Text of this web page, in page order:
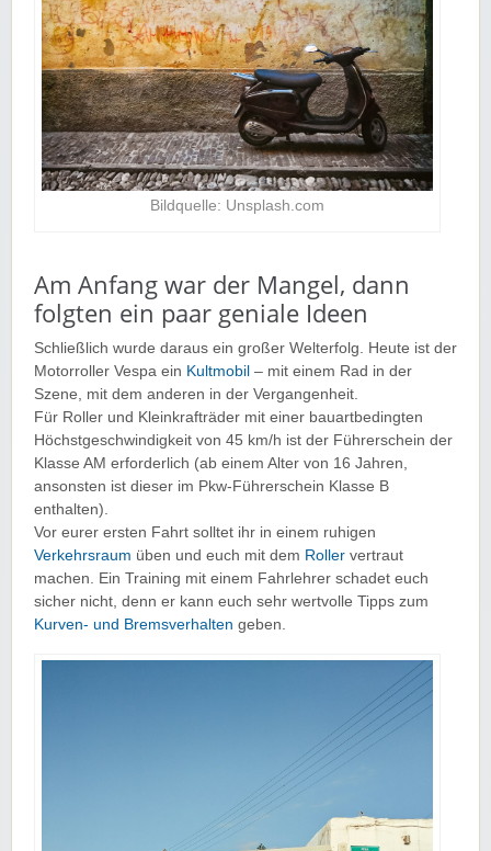
Bildquelle: Unsplash.com
Am Anfang war der Mangel, dann
folgten ein paar geniale Ideen
Schließlich wurde daraus ein großer Welterfolg. Heute ist der
Motorroller Vespa ein Kultmobil – mit einem Rad in der
Szene, mit dem anderen in der Vergangenheit.
Für Roller und Kleinkrafträder mit einer bauartbedingten
Höchstgeschwindigkeit von 45 km/h ist der Führerschein der
Klasse AM erforderlich (ab einem Alter von 16 Jahren,
ansonsten ist dieser im Pkw-Führerschein Klasse B
enthalten).
Vor eurer ersten Fahrt solltet ihr in einem ruhigen
Verkehrsraum üben und euch mit dem Roller vertraut
machen. Ein Training mit einem Fahrlehrer schadet euch
sicher nicht, denn er kann euch sehr wertvolle Tipps zum
Kurven- und Bremsverhalten geben.